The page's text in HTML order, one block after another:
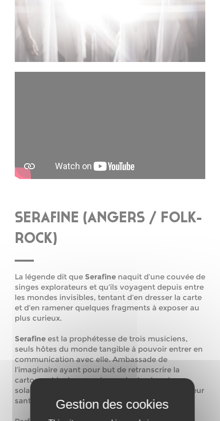
SERAFINE (ANGERS / FOLK-
ROCK)
La légende dit que Serafine naquit d’une couvée de
singes explorateurs et qu’ils voyagent depuis entre
les mondes invisibles, tentant d’en dresser la carte
et d’en ramener quelques fragments à exposer au
plus curieux.
Serafine est la prophétesse de trois musiciens,
seuls hôtes du monde tangible à pouvoir entrer en
communication avec elle. Ambassade de
l’imaginaire ayant pour but de retranscrire la
cartographie des mondes explorés, des plus
solaires aux plus sombres, parfois au risque de leur
santé psychotropicologique.